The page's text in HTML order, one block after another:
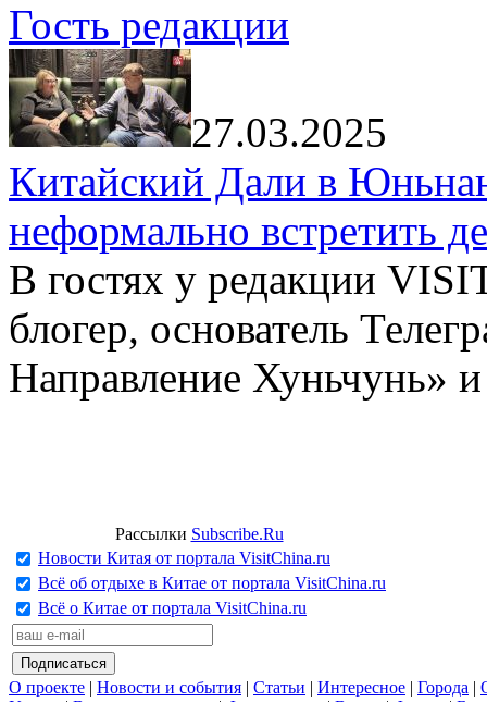
Гость редакции
27.03.2025
Китайский Дали в
неформально встретить
В гостях у редакции
блогер, основатель
Направление Хуньчунь»
Рассылки Subscribe.Ru
Новости Китая от портала VisitChina.ru
Всё об отдыхе в Китае от портала VisitChina.ru
Всё о Китае от портала VisitChina.ru
О проекте | Новости и события | Статьи | Интересное | Города |